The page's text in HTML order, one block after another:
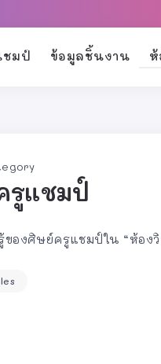
ชมป์ ข้อมูลชิ้นงาน
รูแชมป์
ของศิษย์ครูแชมป์ใน “ห้อ